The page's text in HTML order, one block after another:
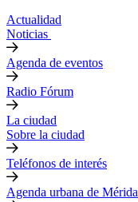
Actualidad
Noticias
Agenda de eventos
Radio Fórum
La ciudad
Sobre la ciudad
Teléfonos de interés
Agenda urbana de Mérida